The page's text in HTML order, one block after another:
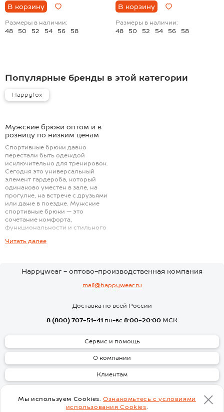
В корзину
Размеры в наличии:
48
50 52 54 56 58
В корзину
Размеры в наличии:
48
50 52 54 56 58
Популярные бренды в этой категории
Happyfox
Мужские брюки оптом и в
розницу по низким ценам
Спортивные брюки давно
перестали быть одеждой
исключительно для тренировок.
Сегодня это универсальный
элемент гардероба, который
одинаково уместен в зале, на
прогулке, на встрече с друзьями
или даже в поездке. Мужские
спортивные брюки — это
сочетание комфорта,
функциональности и стильного
которая позволяет быть
привлекательный внешний вид.
настоящий маст-хэв для тех, кто
двухнитка отличается мягкостью,
ткань не теряет форму после
многократных стирок и
обеспечивает комфорт в любое
время года. Удобная резинка на
поясе и манжетах гарантирует
идеальную посадку без
Джоггеры — это сочетание
спортивного духа и уличного
Читать далее
Мы используем Cookies.Ознакомьтесь с условиями
использования Cookies.
Happywear - оптово-производственная компания
mail@happywear.ru
Доставка по всей России
8 (800) 707-51-41 пн-вс 8:00-20:00 МСК
Сервис и помощь
О компании
Клиентам